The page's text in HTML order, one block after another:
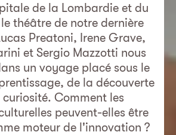
de la Lombardie et du
théâtre de notre dernière
Preatoni, Irene Grave,
et Sergio Mazzotti nous
un voyage placé sous le
de la découverte
Comment les
peuvent-elles être
moteur de l'innovation ?